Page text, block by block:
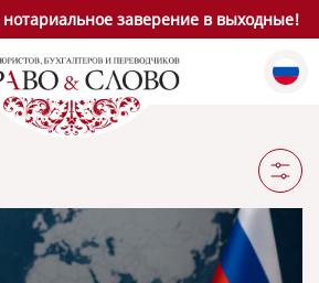
заверение в выходные!